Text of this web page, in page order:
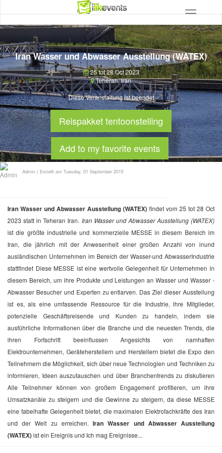
Iran Wasser und Abwasser Ausstellung (WATEX)
25 tot 28 Oct 2023
Teheran,Iran
Diese Veranstaltung ist beendet
Reispakket tentoonstelling
Add to my favorite events
Admin | Erstellt am Tuesday, 01 September 2015
Iran Wasser und Abwasser Ausstellung (WATEX) findet vom 25 tot 28 Oct
2023 statt in Teheran Iran. Iran Wasser und Abwasser Ausstellung (WATEX)
ist die größte industrielle und kommerzielle MESSE in diesem Bereich im
Iran, die jährlich mit der Anwesenheit einer großen Anzahl von inund
ausländischen Unternehmen im Bereich der Wasser-und AbwasserIndustrie
stattfindet Diese MESSE ist eine wertvolle Gelegenheit für Unternehmen in
diesem Bereich, um ihre Produkte und Leistungen an Wasser und Wasser -
Abwasser Besucher und Experten zu entlarven. Das Ziel dieser Ausstellung
ist es, als eine umfassende Ressource für die Industrie, ihre Mitglieder,
potenzielle Geschäftsreisende und Kunden zu handeln, indem sie
ausführliche Informationen über die Branche und die neuesten Trends, die
ihren Fortschritt beeinflussen Angesichts von namhaften
Elektrounternehmen, Geräteherstellern und Herstellern bietet die Expo den
Teilnehmern die Möglichkeit, sich über neue Technologien und Techniken zu
informieren, Ideen auszutauschen und über Branchentrends zu diskutieren
Alle Teilnehmer können von großem Engagement profitieren, um ihre
Umsatzkanäle zu steigern und die Gewinne zu steigern, da diese MESSE
eine fabelhafte Gelegenheit bietet, die maximalen Elektrofachkräfte des Iran
und der Welt zu erreichen.Iran Wasser und Abwasser Ausstellung
(WATEX)ist ein Ereignis und Ich mag Ereignisse...